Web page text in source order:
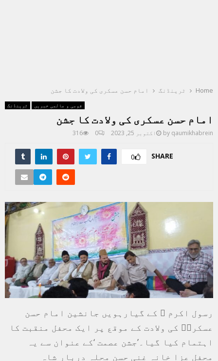
Home ٹرینڈنگ امام حسن عسکری کی ولادت کا جشن
ٹرینڈنگ قومی و عالمی خبریں
امام حسن عسکری کی ولادت کا جشن
by qaumikhabrein اکتوبر 25, 2023 0
316
SHARE
0
رسول اکرم ﷺ کے گیارہویں جانشین امام حسن
عسکریؑ کی ولادت کے موقع پر ایک محفل منقبت کا
اہتمام کیا گیا۔’جشن عصمت ‘کے عنوان سے یہ
محفل عزا خانہ غنی حسن محلہ دربار شاہ